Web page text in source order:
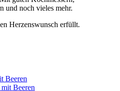
und noch vieles mehr.
Herzenswunsch erfüllt.
Beeren